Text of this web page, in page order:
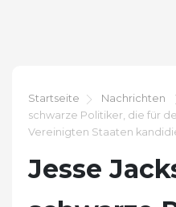
Startseite Nachrichten
schwarze Politiker, die für
Vereinigten Staaten
Jesse